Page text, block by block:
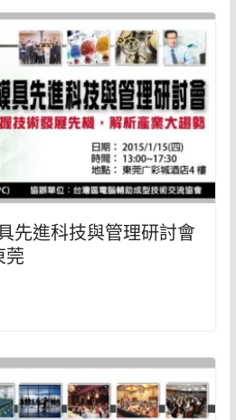
先進科技與管理研討會
莞